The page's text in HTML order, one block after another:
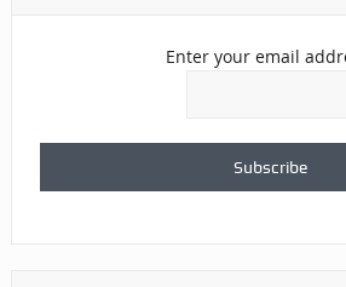
Enter your email